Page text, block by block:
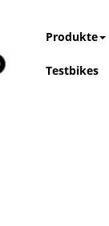
Produkte
Testbikes